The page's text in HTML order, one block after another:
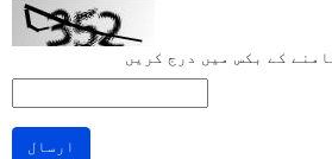
کے بکس میں درج کریں
ارسال